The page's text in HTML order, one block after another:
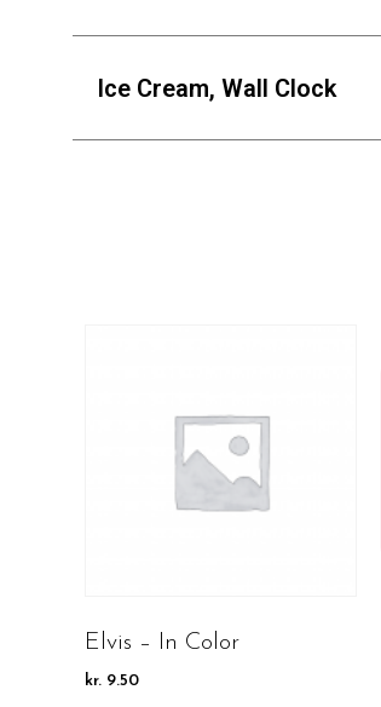
Ice Cream, Wall Clock
Elvis – In Color
kr. 9.50